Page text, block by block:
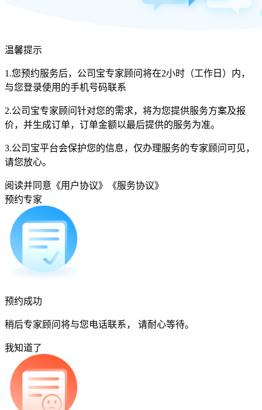
温馨提示
1.您预约服务后，公司宝专家顾问将在2小时（工作日）内，
与您登录使用的手机号码联系
2.公司宝专家顾问针对您的需求，将为您提供服务方案及报
价，并生成订单，订单金额以最后提供的服务为准。
3.公司宝平台会保护您的信息，仅办理服务的专家顾问可见，
请您放心。
阅读并同意 《用户协议》
《服务协议》
预约专家
预约成功
稍后专家顾问将与您电话联系， 请耐心等待。
我知道了